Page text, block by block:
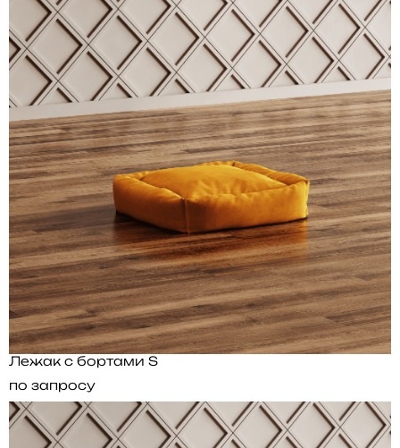
Лежак с бортами S
по запросу